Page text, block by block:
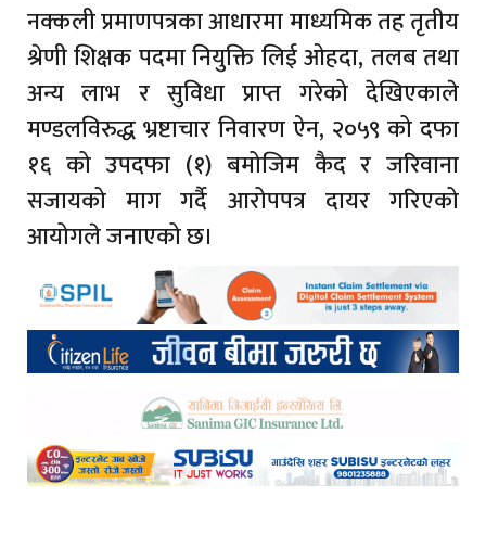
नक्कली प्रमाणपत्रका आधारमा माध्यमिक तह तृतीय
श्रेणी शिक्षक पदमा नियुक्ति लिई ओहदा, तलब तथा
अन्य लाभ र सुविधा प्राप्त गरेको देखिएकाले
मण्डलविरुद्ध भ्रष्टाचार निवारण ऐन, २०५९ को दफा
१६ को उपदफा (१) बमोजिम कैद र जरिवाना
सजायको माग गर्दै आरोपपत्र दायर गरिएको
आयोगले जनाएको छ।